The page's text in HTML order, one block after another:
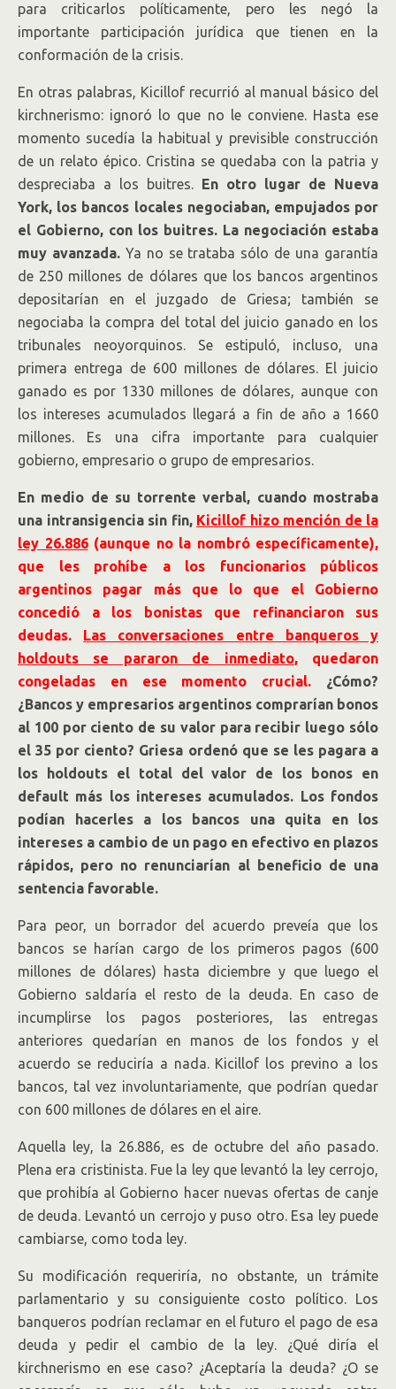
para criticarlos políticamente, pero les negó la
importante participación jurídica que tienen en la
conformación de la crisis.
En otras palabras, Kicillof recurrió al manual básico del
kirchnerismo: ignoró lo que no le conviene. Hasta ese
momento sucedía la habitual y previsible construcción
de un relato épico. Cristina se quedaba con la patria y
despreciaba a los buitres. En otro lugar de Nueva
York, los bancos locales negociaban, empujados por
el Gobierno, con los buitres. La negociación estaba
muy avanzada.Ya no se trataba sólo de una garantía
de 250 millones de dólares que los bancos argentinos
depositarían en el juzgado de Griesa; también se
negociaba la compra del total del juicio ganado en los
tribunales neoyorquinos. Se estipuló, incluso, una
primera entrega de 600 millones de dólares. El juicio
ganado es por 1330 millones de dólares, aunque con
los intereses acumulados llegará a fin de año a 1660
millones. Es una cifra importante para cualquier
gobierno, empresario o grupo de empresarios.
En medio de su torrente verbal, cuando mostraba
una intransigencia sin fin, Kicillof hizo mención de la
ley 26.886(aunque no la nombró específicamente),
que les prohíbe a los funcionarios públicos
argentinos pagar más que lo que el Gobierno
concedió a los bonistas que refinanciaron sus
deudas. Las conversaciones entre banqueros y
holdouts se pararon de inmediato, quedaron
congeladas en ese momento crucial. ¿Cómo?
¿Bancos y empresarios argentinos comprarían bonos
al 100 por ciento de su valor para recibir luego sólo
el 35 por ciento? Griesa ordenó que se les pagara a
los holdouts el total del valor de los bonos en
default más los intereses acumulados. Los fondos
podían hacerles a los bancos una quita en los
intereses a cambio de un pago en efectivo en plazos
rápidos, pero no renunciarían al beneficio de una
sentencia favorable.
Para peor, un borrador del acuerdo preveía que los
bancos se harían cargo de los primeros pagos (600
millones de dólares) hasta diciembre y que luego el
Gobierno saldaría el resto de la deuda. En caso de
incumplirse los pagos posteriores, las entregas
anteriores quedarían en manos de los fondos y el
acuerdo se reduciría a nada. Kicillof los previno a los
bancos, tal vez involuntariamente, que podrían quedar
con 600 millones de dólares en el aire.
Aquella ley, la 26.886, es de octubre del año pasado.
Plena era cristinista. Fue la ley que levantó la ley cerrojo,
que prohibía al Gobierno hacer nuevas ofertas de canje
de deuda. Levantó un cerrojo y puso otro. Esa ley puede
cambiarse, como toda ley.
Su modificación requeriría, no obstante, un trámite
parlamentario y su consiguiente costo político. Los
banqueros podrían reclamar en el futuro el pago de esa
deuda y pedir el cambio de la ley. ¿Qué diría el
kirchnerismo en ese caso? ¿Aceptaría la deuda? ¿O se